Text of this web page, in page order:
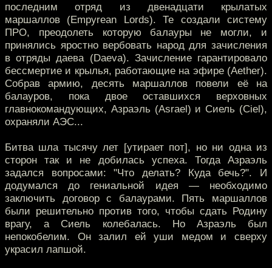
последним отряд из двенадцати крылатых
маршаллов (Empyrean Lords). Те создали систему
ПРО, преодолеть которую балауры не могли, и
принялись яростно вербовать народ для зачисления
в отряды даева (Daeva). Зачисление гарантировало
бессмертие и крылья, работающие на эфире (Aether).
Собрав армию, десять маршаллов повели её на
балауров, пока двое оставшихся верховных
главнокомандующих, Азраэль (Asrael) и Сиель (Ciel),
охраняли АЭС...
Битва шла тысячу лет [утирает пот], но ни одна из
сторон так и не добилась успеха. Тогда Азраэль
задался вопросами: "Что делать? Куда бечь?". И
додумался до гениальной идея — необходимо
заключить договор с балаурами. Пять маршаллов
были решительно против того, чтобы сдать Родину
врагу, а Сиель колебалась. Но Азраэль был
непокобелим. Он залил ей уши медом и сверху
украсил лапшой.